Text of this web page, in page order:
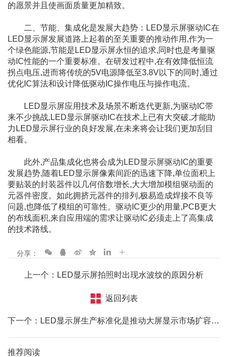
的愿景并且使画面质量更加精致。
二、节能、集成化是发展大趋势：LED显示屏驱动IC在
LED显示屏发展道路上起着的至关重要的推动作用,作为一
个绿色能源,节能是LED显示屏永恒的追求,同时也是考量驱
动IC性能的一个重要标准。在研发过程中,在有效降低恒流
拐点电压,进而将传统的5V电源降低至3.8V以下的同时,通过
优化IC算法和设计降低驱动IC操作电压与操作电流。
LED显示屏应用技术及场景不断迭代更新,为驱动IC带
来不少挑战,LED显示屏驱动IC在技术上已有大突破,才能助
力LED显示屏行业的良好发展,在未来将会让我们更加刮目
相看。
此外,产品集成化也将会成为LED显示屏驱动IC的重要
发展趋势,随着LED显示屏像素间距的迅速下降,单位面积上
要贴装的封装器件以几何倍数增长,大大增加模组驱动面的
元器件密度。如此拥挤元器件的排列,极易造成焊接不良等
问题,也降低了模组的可靠性。驱动IC更少的用量,PCB更大
的布线面积,来自应用端的需求让驱动IC必须走上了高集成
的技术路线。
分享：
上一个：LED显示屏拍照时出现水波纹的原因分析
返回列表
下一个：LED显示屏生产标准化是推动大屏显示市场扩容、良性发展的最大动力
推荐阅读